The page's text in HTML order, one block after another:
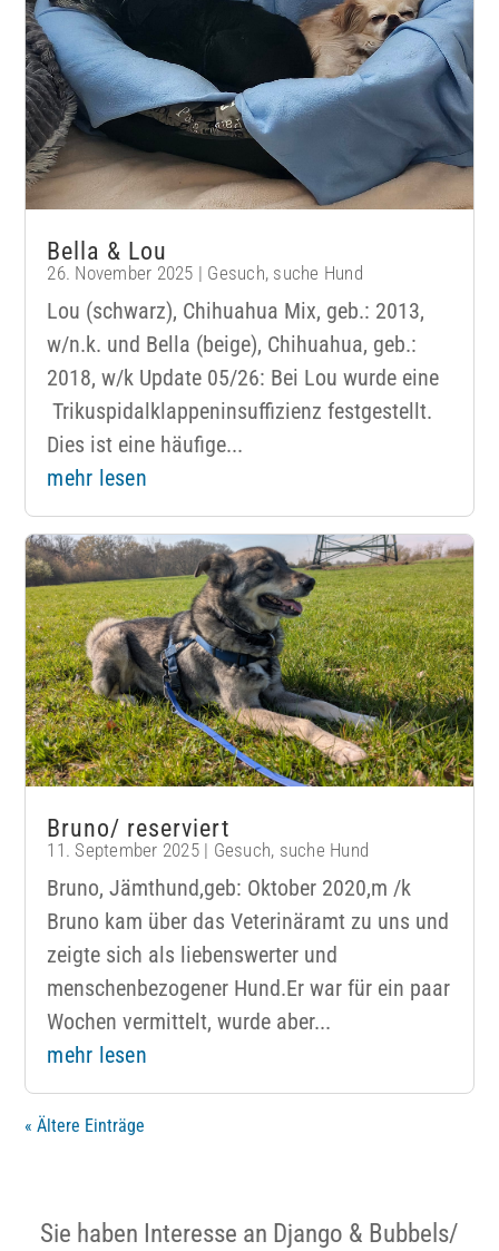
Bella & Lou
26. November 2025 | Gesuch, suche Hund
Lou (schwarz), Chihuahua Mix, geb.: 2013,
w/n.k. und Bella (beige), Chihuahua, geb.:
2018, w/k Update 05/26: Bei Lou wurde eine
Trikuspidalklappeninsuffizienz festgestellt.
Dies ist eine häufige...
mehr lesen
Bruno/ reserviert
11. September 2025| Gesuch, suche Hund
Bruno, Jämthund,geb: Oktober 2020,m /k
Bruno kam über das Veterinäramt zu uns und
zeigte sich als liebenswerter und
menschenbezogener Hund.Er war für ein paar
Wochen vermittelt, wurde aber...
mehr lesen
« Ältere Einträge
Sie haben Interesse an Django & Bubbels/